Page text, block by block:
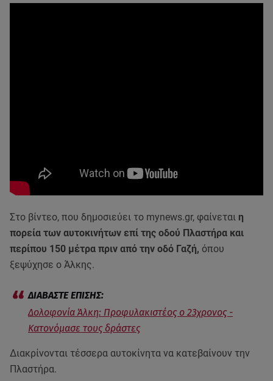
Στο βίντεο, που δημοσιεύει το mynews.gr, φαίνεται η
πορεία των αυτοκινήτων επί της οδού Πλαστήρα και
περίπου 150 μέτρα πριν από την οδό Γαζή, όπου
ξεψύχησε ο Άλκης.
Δολοφονία Άλκη: Προφυλακιστέος ο 23χρονος -
Κατονόμασε τους δράστες
Διακρίνονται τέσσερα αυτοκίνητα να κατεβαίνουν την
Πλαστήρα.